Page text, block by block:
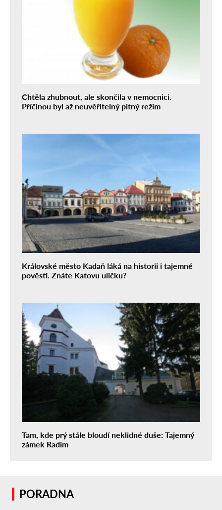
Chtěla zhubnout, ale skončila v nemocnici.
Příčinou byl až neuvěřitelný pitný režim
Královské město Kadaň láká na historii i tajemné
pověsti. Znáte Katovu uličku?
Tam, kde prý stále bloudí neklidné duše: Tajemný
zámek Radim
PORADNA